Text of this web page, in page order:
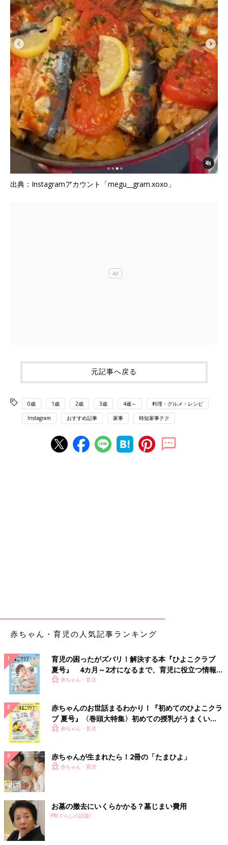
出典：Instagramアカウント「megu__gram.xoxo」
元記事へ戻る
0歳 1歳 2歳 3歳 4歳～ 料理・グルメ・レシピ
Instagram おすすめ記事 家事 時短家事テク
赤ちゃん・育児の人気記事ランキング
育児の困ったがズバリ！解決する本『ひよこクラブ
夏号』 4カ月～2才になるまで、育児に役立つ情報が
いっぱい！
赤ちゃん・育児
赤ちゃんのお世話まるわかり！『初めてのひよこクラ
ブ 夏号』〈巻頭大特集〉初めての授乳がうまくい
く！ おっぱい・ミルクの基本と夏のトラブル 解決テ
赤ちゃん・育児
赤ちゃんが生まれたら！2冊の「たまひよ」
赤ちゃん・育児
お墓の撤去にいくらかかる？墓じまい費用
PR(くらしの話題)